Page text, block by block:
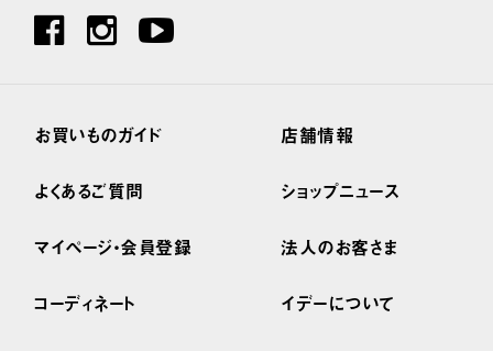
お買いものガイド
よくあるご質問
マイページ・会員登録
コーディネート
店舗情報
ショップニュース
法人のお客さま
イデーについて